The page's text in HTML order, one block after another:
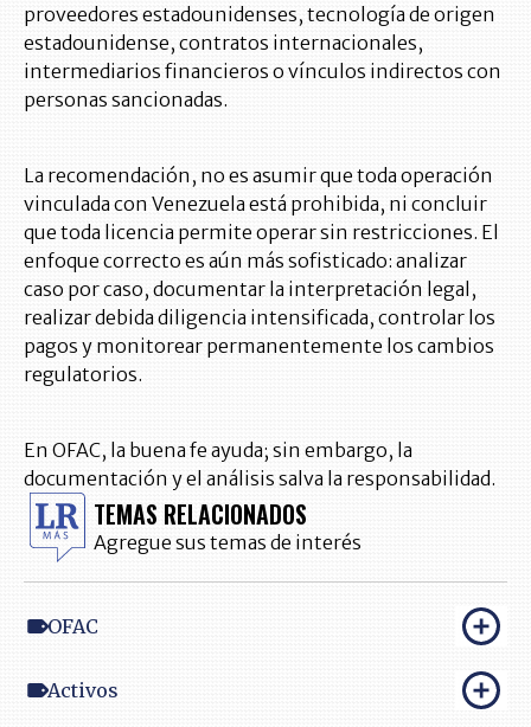
proveedores estadounidenses, tecnología de origen
estadounidense, contratos internacionales,
intermediarios financieros o vínculos indirectos con
personas sancionadas.
La recomendación, no es asumir que toda operación
vinculada con Venezuela está prohibida, ni concluir
que toda licencia permite operar sin restricciones. El
enfoque correcto es aún más sofisticado: analizar
caso por caso, documentar la interpretación legal,
realizar debida diligencia intensificada, controlar los
pagos y monitorear permanentemente los cambios
regulatorios.
En OFAC, la buena fe ayuda; sin embargo, la
documentación y el análisis salva la responsabilidad.
TEMAS RELACIONADOS
Agregue sus temas de interés
OFAC
Activos